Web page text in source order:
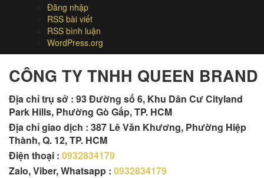
Đăng nhập
RSS bài viết
RSS bình luận
WordPress.org
CÔNG TY TNHH QUEEN BRAND
Địa chỉ trụ sở : 93 Đường số 6, Khu Dân Cư Cityland
Park Hills, Phường Gò Gấp, TP. HCM
Địa chỉ giao dịch : 387 Lê Văn Khương, Phường Hiệp
Thành, Q. 12, TP. HCM
Điện thoại : 0932834179
Zalo, Viber, Whatsapp : 0932834179